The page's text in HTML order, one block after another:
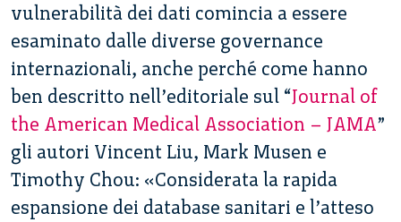
vulnerabilità dei dati comincia a essere
esaminato dalle diverse governance
internazionali, anche perché come hanno
ben descritto nell’editoriale sul “Journal of
the American Medical Association – JAMA”
gli autori Vincent Liu, Mark Musen e
Timothy Chou: «Considerata la rapida
espansione dei database sanitari e l’atteso